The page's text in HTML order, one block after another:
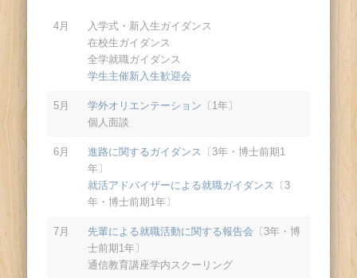
4月
入学式・新入生ガイダンス
在校生ガイダンス
全学就職ガイダンス
学生主催新入生歓迎会
5月 学外オリエンテーション 〔1年〕
個人面談
6月 進路に関するガイダンス 〔3年・博士前期1
年〕
就活アドバイザーによる就職ガイダンス 〔3
年・博士前期1年〕
7月 先輩による就職活動に関する報告会 〔3年・博
士前期1年〕
通信教育講座学内スクーリング